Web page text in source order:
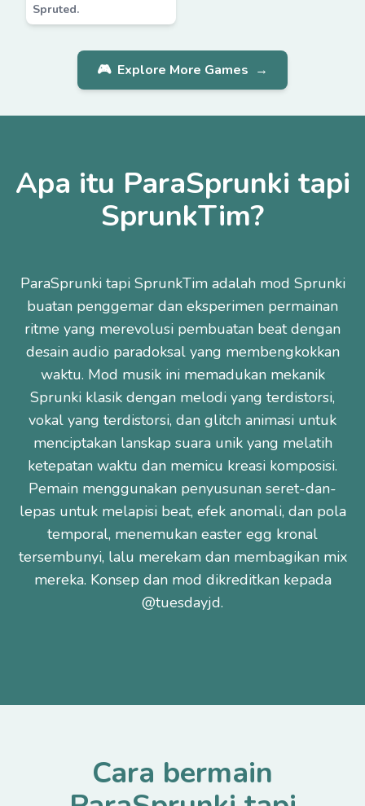
Spruted.
🎮 Explore More Games →
Apa itu ParaSprunki tapi
SprunkTim?
ParaSprunki tapi SprunkTim adalah mod Sprunki
buatan penggemar dan eksperimen permainan
ritme yang merevolusi pembuatan beat dengan
desain audio paradoksal yang membengkokkan
waktu. Mod musik ini memadukan mekanik
Sprunki klasik dengan melodi yang terdistorsi,
vokal yang terdistorsi, dan glitch animasi untuk
menciptakan lanskap suara unik yang melatih
ketepatan waktu dan memicu kreasi komposisi.
Pemain menggunakan penyusunan seret-dan-
lepas untuk melapisi beat, efek anomali, dan pola
temporal, menemukan easter egg kronal
tersembunyi, lalu merekam dan membagikan mix
mereka. Konsep dan mod dikreditkan kepada
@tuesdayjd.
Cara bermain